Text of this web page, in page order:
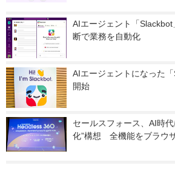
AIエージェント「
断で業務を自動化
AIエージェントになった
開始
セールスフォース、AI時
化”構想　全機能をブラウ